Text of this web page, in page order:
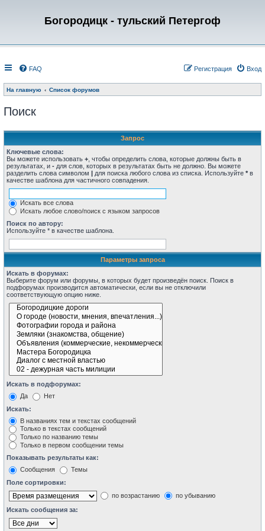
Богородицк - тульский Петергоф
FAQ Вход
Регистрация
На главную Список форумов
Поиск
Запрос
Ключевые слова:
Вы можете использовать + , чтобы определить слова, которые должны быть в
результатах, и - для слов, которых в результатах быть не должно. Вы можете
разделить слова символом | для поиска любого слова из списка. Используйте * в
качестве шаблона для частичного совпадения.
Искать все слова
Искать любое слово/поиск с языком запросов
Поиск по автору:
Используйте * в качестве шаблона.
Параметры запроса
Искать в форумах:
Выберите форум или форумы, в которых будет произведён поиск. Поиск в
подфорумах производится автоматически, если вы не отключили
соответствующую опцию ниже.
Искать в подфорумах:
Да
Нет
Искать:
В названиях тем и текстах сообщений
Только в текстах сообщений
Только по названию темы
Только в первом сообщении темы
Показывать результаты как:
Сообщения
Темы
Поле сортировки:
по возрастанию
по убыванию
Искать сообщения за: